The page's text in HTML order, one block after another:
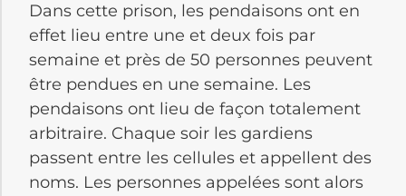
Dans cette prison, les pendaisons ont en
effet lieu entre une et deux fois par
semaine et près de 50 personnes peuvent
être pendues en une semaine. Les
pendaisons ont lieu de façon totalement
arbitraire. Chaque soir les gardiens
passent entre les cellules et appellent des
noms. Les personnes appelées sont alors